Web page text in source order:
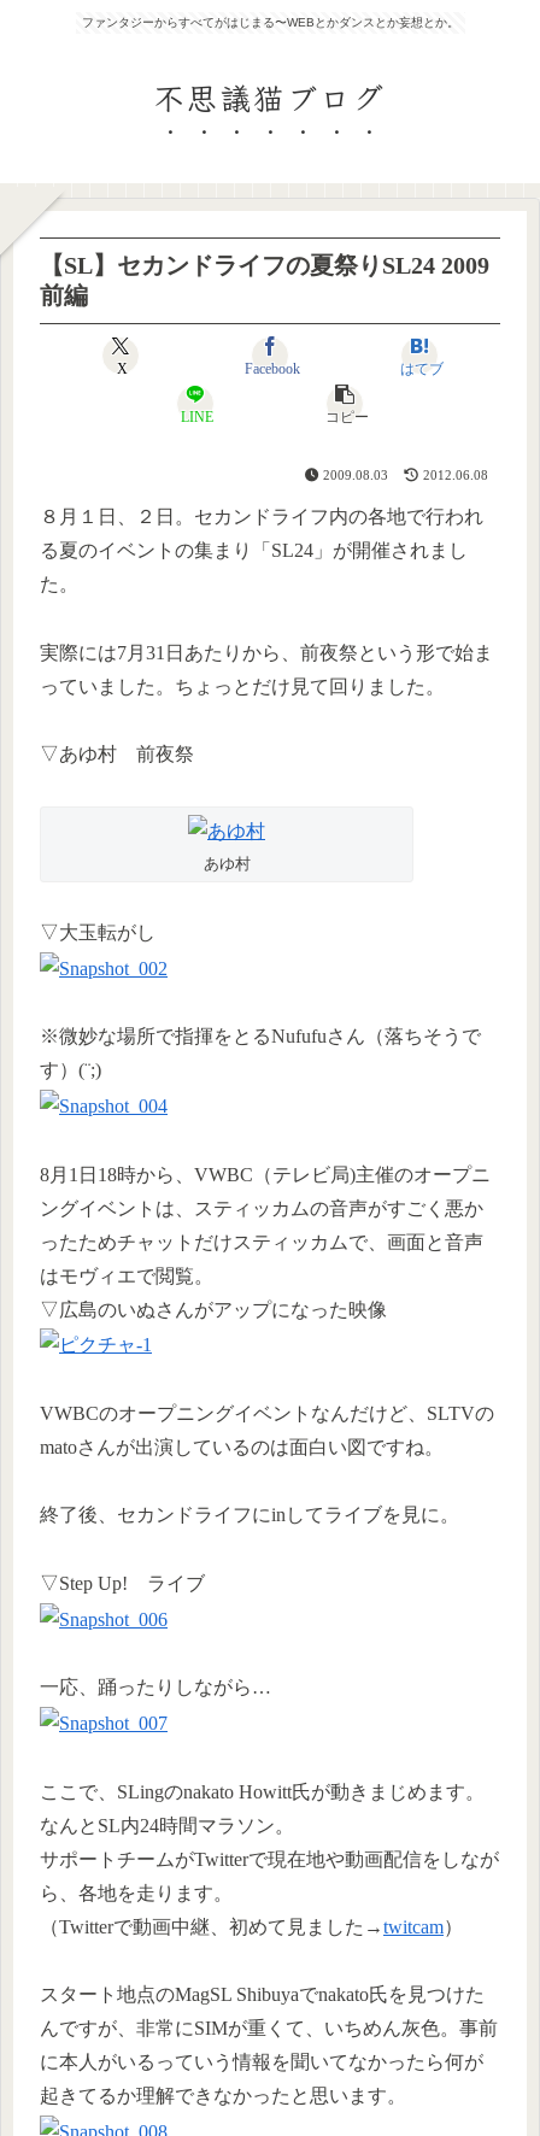
ファンタジーからすべてがはじまる〜WEBとかダンスとか妄想とか。
不思議猫ブログ
【SL】セカンドライフの夏祭りSL24 2009
前編
X Facebook はてブ
LINE コピー
2009.08.03 2012.06.08
８月１日、２日。セカンドライフ内の各地で行われ
る夏のイベントの集まり「SL24」が開催されまし
た。
実際には7月31日あたりから、前夜祭という形で始ま
っていました。ちょっとだけ見て回りました。
▽あゆ村 前夜祭
あゆ村
▽大玉転がし
※微妙な場所で指揮をとるNufufuさん（落ちそうで
す）(¨;)
8月1日18時から、VWBC（テレビ局)主催のオープニ
ングイベントは、スティッカムの音声がすごく悪か
ったためチャットだけスティッカムで、画面と音声
はモヴィエで閲覧。
▽広島のいぬさんがアップになった映像
VWBCのオープニングイベントなんだけど、SLTVの
matoさんが出演しているのは面白い図ですね。
終了後、セカンドライフにinしてライブを見に。
▽Step Up! ライブ
一応、踊ったりしながら…
ここで、SLingのnakato Howitt氏が動きまじめます。
なんとSL内24時間マラソン。
サポートチームがTwitterで現在地や動画配信をしなが
ら、各地を走ります。
（Twitterで動画中継、初めて見ました→twitcam）
スタート地点のMagSL Shibuyaでnakato氏を見つけた
んですが、非常にSIMが重くて、いちめん灰色。事前
に本人がいるっていう情報を聞いてなかったら何が
起きてるか理解できなかったと思います。